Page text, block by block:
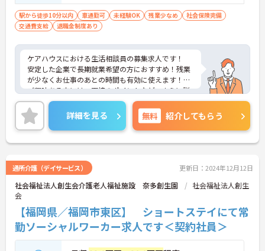
駅から徒歩10分以内 車通勤可 未経験OK 残業少なめ
社会保険完備
交通費支給
退職金制度あり
ケアハウスにおける生活相談員の募集求人です！
安定した企業で長期就業希望の方におすすめ！残業
が少なくお仕事のあとの時間も有効に使えます！
ご興味ある方には、面接のポイントなど、さらに詳
細をお話致しますのでお気軽にご相談ください。
詳細を見る 無料 紹介してもらう
通所介護（デイサービス） 更新日：2024年12月12日
社会福祉法人創生会介護老人福祉施設 奈多創生園
社会福祉法人創生
会
【福岡県／福岡市東区】 ショートステイにて常
勤ソーシャルワーカー求人です＜契約社員＞